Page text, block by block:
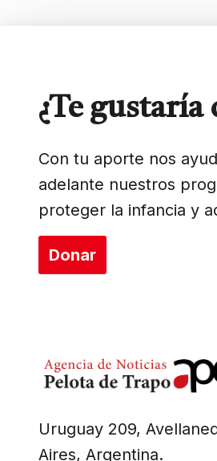
Uruguay 209,
Aires, Argentina.
¿Te gustaría
Con tu aporte nos
adelante nuestros
proteger la infancia y
Donar